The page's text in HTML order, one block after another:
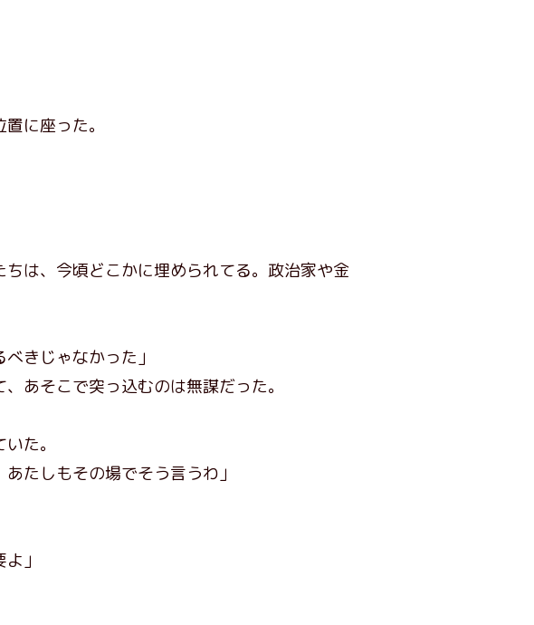
に座った。
は、今頃どこかに埋められてる。政治家や金
きじゃなかった」
あそこで突っ込むのは無謀だった。
た。
たしもその場でそう言うわ」
」